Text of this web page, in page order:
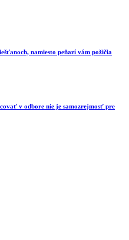
namiesto peňazí vám požičia
v odbore nie je samozrejmosť pre